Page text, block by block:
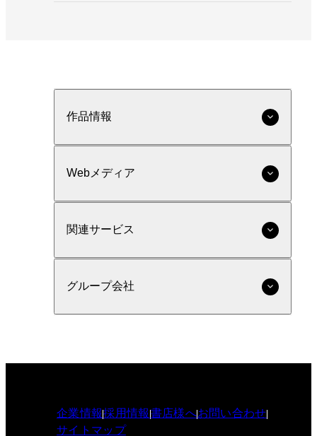
作品情報
Webメディア
関連サービス
グループ会社
企業情報採用情報書店様へお問い合わせ
サイトマップ